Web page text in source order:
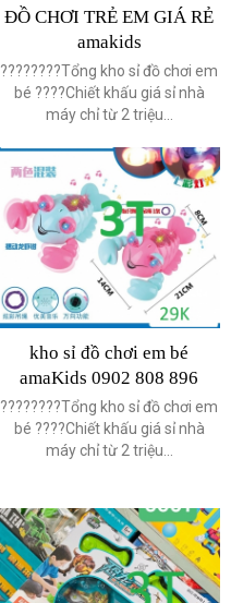
ĐỒ CHƠI TRẺ EM GIÁ RẺ
amakids
????????Tổng kho sỉ đồ chơi em
bé ????Chiết khấu giá sỉ nhà
máy chỉ từ 2 triệu...
kho sỉ đồ chơi em bé
amaKids 0902 808 896
????????Tổng kho sỉ đồ chơi em
bé ????Chiết khấu giá sỉ nhà
máy chỉ từ 2 triệu...